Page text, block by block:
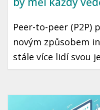
Peer-to-peer (P2P)
novým způsobem
stále více lidí svou
potenciálně vyššími
základy. Tento